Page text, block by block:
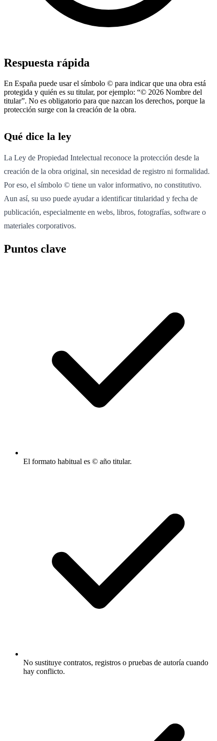
Respuesta rápida
En España puede usar el símbolo © para indicar que una obra está
protegida y quién es su titular, por ejemplo: “© 2026 Nombre del
titular”. No es obligatorio para que nazcan los derechos, porque la
protección surge con la creación de la obra.
Qué dice la ley
La Ley de Propiedad Intelectual reconoce la protección desde la
creación de la obra original, sin necesidad de registro ni formalidad.
Por eso, el símbolo © tiene un valor informativo, no constitutivo.
Aun así, su uso puede ayudar a identificar titularidad y fecha de
publicación, especialmente en webs, libros, fotografías, software o
materiales corporativos.
Puntos clave
El formato habitual es © año titular.
No sustituye contratos, registros o pruebas de autoría cuando
hay conflicto.